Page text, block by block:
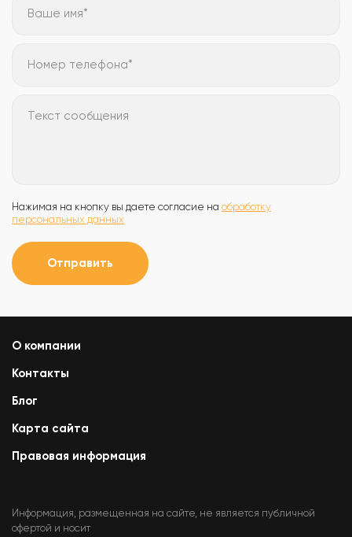
Ваше имя*
Номер телефона*
Текст сообщения
Нажимая на кнопку вы даете согласие на обработку
персональных данных
Отправить
О компании
Контакты
Блог
Карта сайта
Правовая информация
Информация, размещенная на сайте, не является публичной
офертой и носит